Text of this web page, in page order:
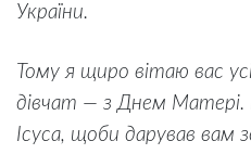
України.
Тому я щиро вітаю вас
дівчат — з Днем Матері.
Ісуса, щоби дарував вам